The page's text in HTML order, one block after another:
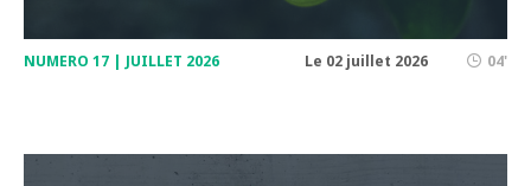
NUMERO 17 | JUILLET 2026 Le 02 juillet 2026 04'